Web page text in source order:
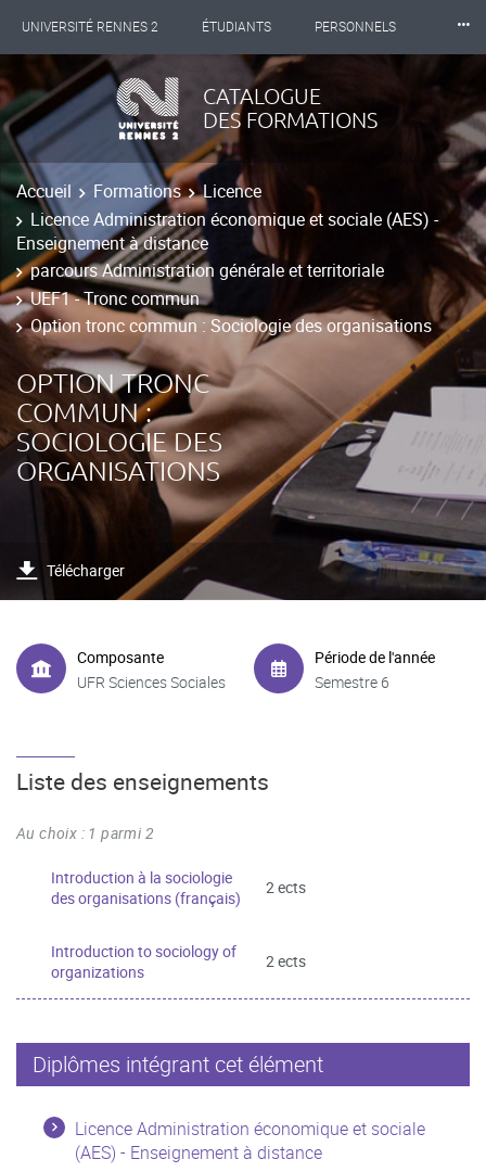
UNIVERSITÉ RENNES 2 ÉTUDIANTS PERSONNELS
INTERNATIONAL PROFESSIONNELS
LES NOUVELLES DE RENNES 2
⸱⸱⸱
CATALOGUE
DES FORMATIONS
Accueil Formations
Licence
Licence Administration économique et sociale (AES) -
Enseignement à distance
parcours Administration générale et territoriale
UEF1 - Tronc commun
Option tronc commun : Sociologie des organisations
OPTION TRONC
COMMUN :
SOCIOLOGIE DES
ORGANISATIONS
Télécharger
Composante
UFR Sciences Sociales
Période de l'année
Semestre 6
Liste des enseignements
Au choix : 1 parmi 2
Introduction à la sociologie
des organisations (français)
2 ects
Introduction to sociology of
organizations
2 ects
Diplômes intégrant cet élément
Licence Administration économique et sociale
(AES) - Enseignement à distance